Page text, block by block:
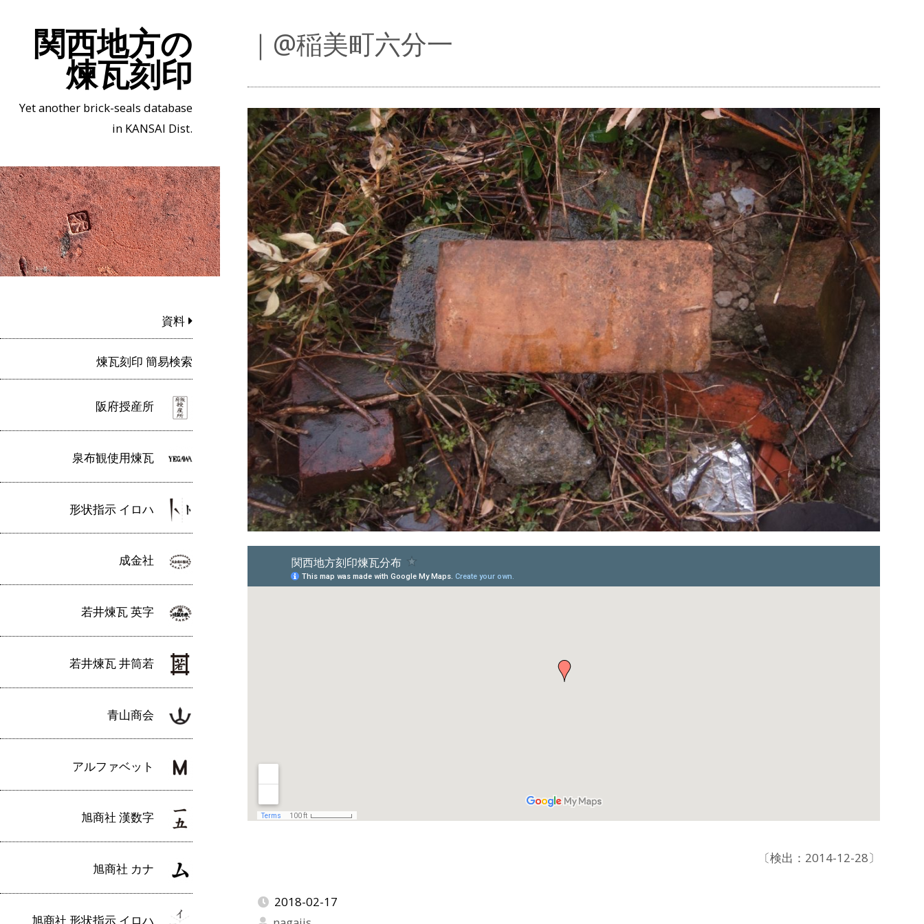
関西地方の
煉瓦刻印
Yet another brick-seals database
in KANSAI Dist.
資料
煉瓦刻印 簡易検索
阪府授産所
泉布観使用煉瓦
形状指示 イロハ
成金社
若井煉瓦 英字
若井煉瓦 井筒若
青山商会
アルファベット
旭商社 漢数字
旭商社 カナ
旭商社 形状指示 イロハ
｜@稲美町六分一
〔検出：2014-12-28〕
2018-02-17